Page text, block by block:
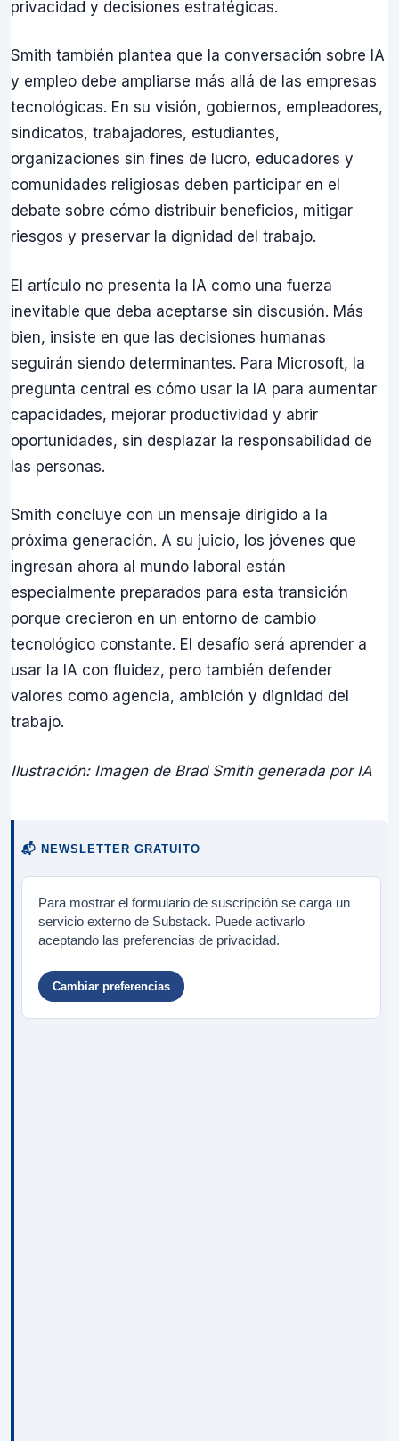
privacidad y decisiones estratégicas.
Smith también plantea que la conversación sobre IA
y empleo debe ampliarse más allá de las empresas
tecnológicas. En su visión, gobiernos, empleadores,
sindicatos, trabajadores, estudiantes,
organizaciones sin fines de lucro, educadores y
comunidades religiosas deben participar en el
debate sobre cómo distribuir beneficios, mitigar
riesgos y preservar la dignidad del trabajo.
El artículo no presenta la IA como una fuerza
inevitable que deba aceptarse sin discusión. Más
bien, insiste en que las decisiones humanas
seguirán siendo determinantes. Para Microsoft, la
pregunta central es cómo usar la IA para aumentar
capacidades, mejorar productividad y abrir
oportunidades, sin desplazar la responsabilidad de
las personas.
Smith concluye con un mensaje dirigido a la
próxima generación. A su juicio, los jóvenes que
ingresan ahora al mundo laboral están
especialmente preparados para esta transición
porque crecieron en un entorno de cambio
tecnológico constante. El desafío será aprender a
usar la IA con fluidez, pero también defender
valores como agencia, ambición y dignidad del
trabajo.
Ilustración: Imagen de Brad Smith generada por IA
📬 NEWSLETTER GRATUITO
Para mostrar el formulario de suscripción se carga un
servicio externo de Substack. Puede activarlo
aceptando las preferencias de privacidad.
Cambiar preferencias